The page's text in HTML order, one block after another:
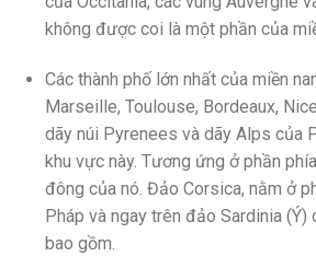
không được coi là một phần của
Các thành phố lớn nhất của miền
Marseille, Toulouse, Bordeaux,
dãy núi Pyrenees và dãy Alps của
khu vực này. Tương ứng ở phần
đông của nó. Đảo Corsica, nằm ở
Pháp và ngay trên đảo Sardinia
bao gồm.